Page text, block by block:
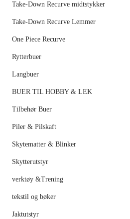
Take-Down Recurve midtstykker
Take-Down Recurve Lemmer
One Piece Recurve
Rytterbuer
Langbuer
BUER TIL HOBBY & LEK
Tilbehør Buer
Piler & Pilskaft
Skytematter & Blinker
Skytterutstyr
verktøy &Trening
tekstil og bøker
Jaktutstyr